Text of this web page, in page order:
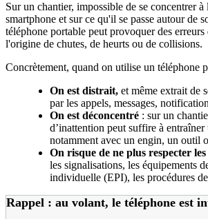
Sur un chantier, impossible de se concentrer à
smartphone et sur ce qu'il se passe autour de
téléphone portable peut provoquer des
l'origine de chutes, de heurts ou de collisions.
Concrètement, quand on utilise un téléphone
On est distrait, et même extrait de
par les appels, messages,
On est déconcentré : sur un
d’inattention peut suffire à
notamment avec un engin, un outil
On risque de ne plus respecter les
les signalisations, les équipements
individuelle (EPI), les procédures
Rappel : au volant, le téléphone est